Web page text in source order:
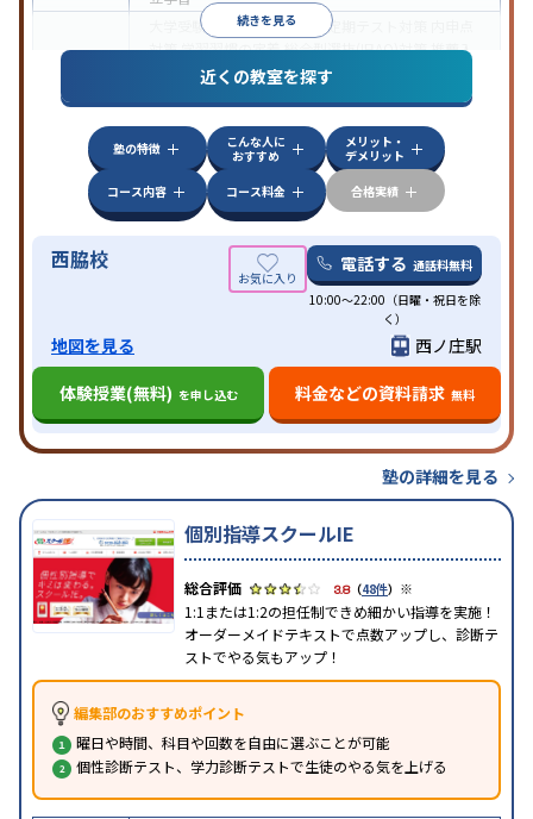
続きを見る
大学受験 医学部受験 授業・定期テスト対策
対策学習習慣の定着総合型選抜(旧AO)対策推薦入
学校別特化対策 国公立大対策
特徴
授業の振替可能オンライン対応1科目から受講可能
季節講習のみの受講可
近くの教室を探す
塾の特徴
こんな人に
おすすめ
メリット・
デメリット
コース内容
コース料金 合格実績
西脇校 電話する 通話料無料
10:00～22:00（日曜・祝日を除
く）
地図を見る
西ノ庄駅
体験授業(無料) を申し込む 料金などの資料請求 無料
塾の詳細を見る
個別指導スクールIE
3.8（48件） ※
1:1または1:2の担任制できめ細かい指導を実施！
オーダーメイドテキストで点数アップし、診断テ
ストでやる気もアップ！
編集部のおすすめポイント
曜日や時間、科目や回数を自由に選ぶことが可能
個性診断テスト、学力診断テストで生徒のやる気を上げる